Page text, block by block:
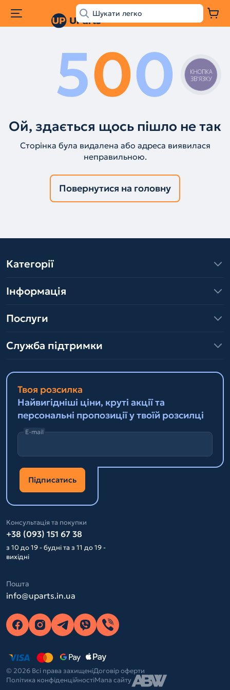
500
Ой, здається щось пішло не так
Сторінка була видалена або адреса виявилася
неправильною.
Повернутися на головну
Категорії
Інформація
Послуги
Служба підтримки
Твоя розсилка
Найвигідніші ціни, круті акції та
персональні пропозиції у твоїй розсилці
E-mail
Підписатись
Консультація та покупки
+38 (093) 151 67 38
з 10 до 19 - будні та з 11 до 19 -
вихідні
Пошта
info@uparts.in.ua
© 2026 Всі права захищеніДоговір оферти
Політика конфіденційностіМапа сайту
КНОПКА
ЗВ'ЯЗКУ